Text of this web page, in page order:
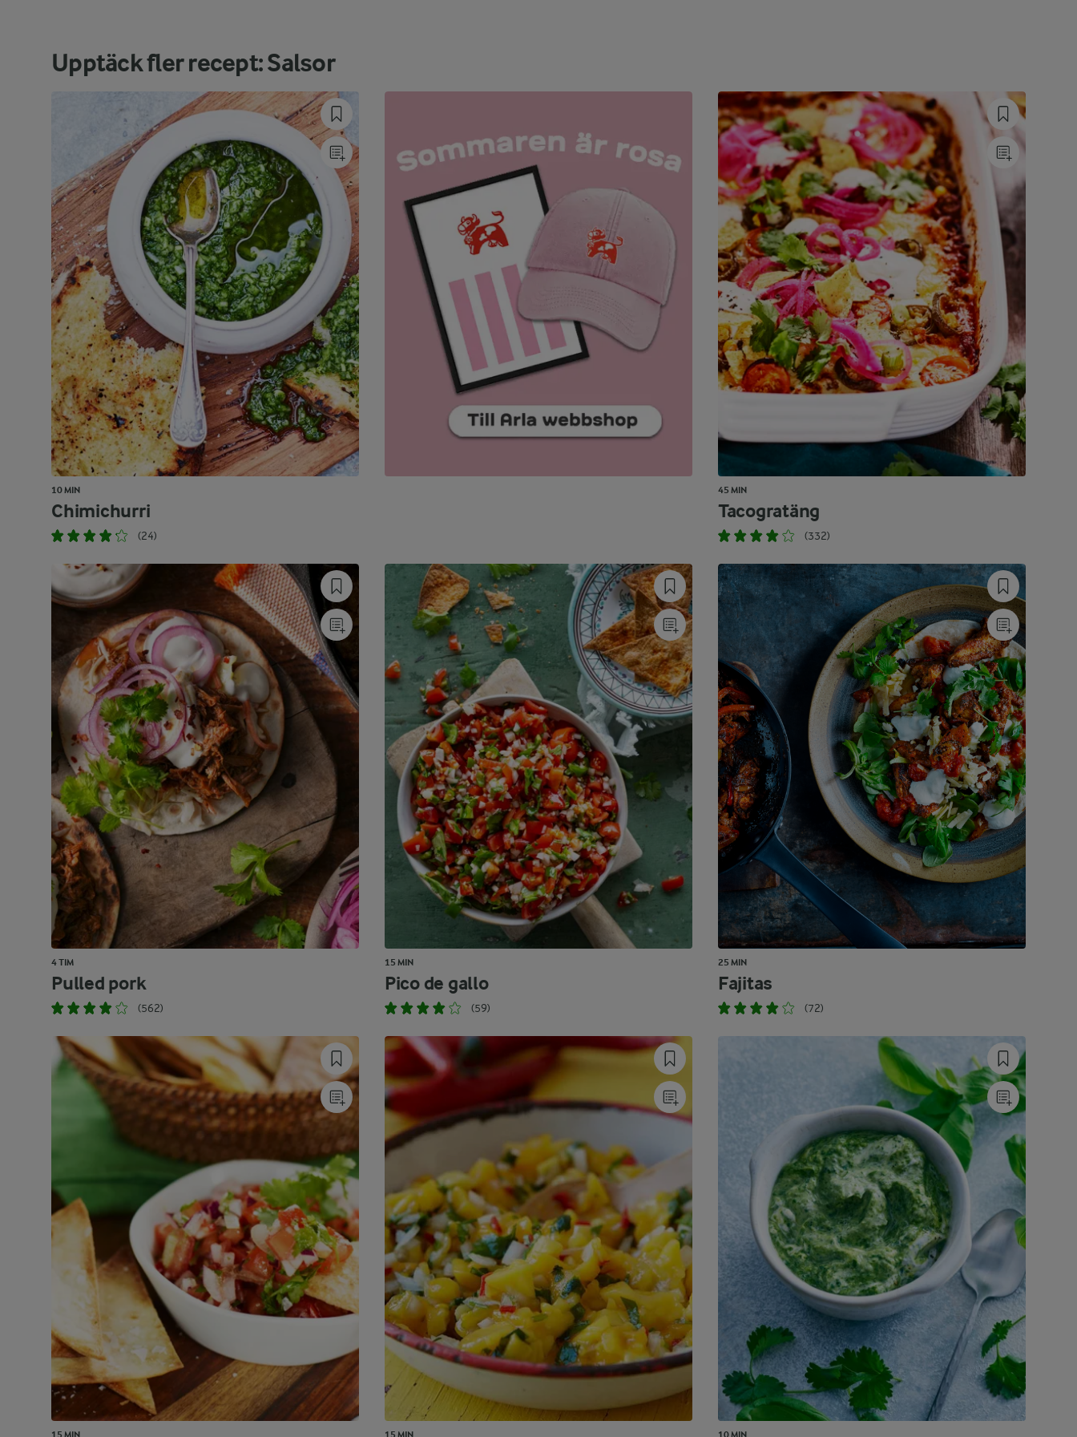
Upptäck fler recept: Salsor
10 MIN
Chimichurri
(24)
45 MIN
Tacogratäng
(332)
4 TIM
Pulled pork
(562)
15 MIN
Pico de gallo
(59)
25 MIN
Fajitas
(72)
15 MIN 15 MIN 10 MIN